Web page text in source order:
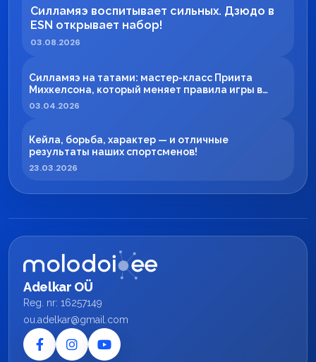
Силламяэ воспитывает сильных. Дзюдо в
ESN открывает набор!
03.08.2026
Силламяэ на татами: мастер-класс Приита
Михкелсона, который меняет правила игры в
регионе
03.04.2026
Кейла, борьба, характер — и отличные
результаты наших спортсменов!
23.03.2026
Adelkar OÜ
Reg. nr: 16257149
ou.adelkar@gmail.com